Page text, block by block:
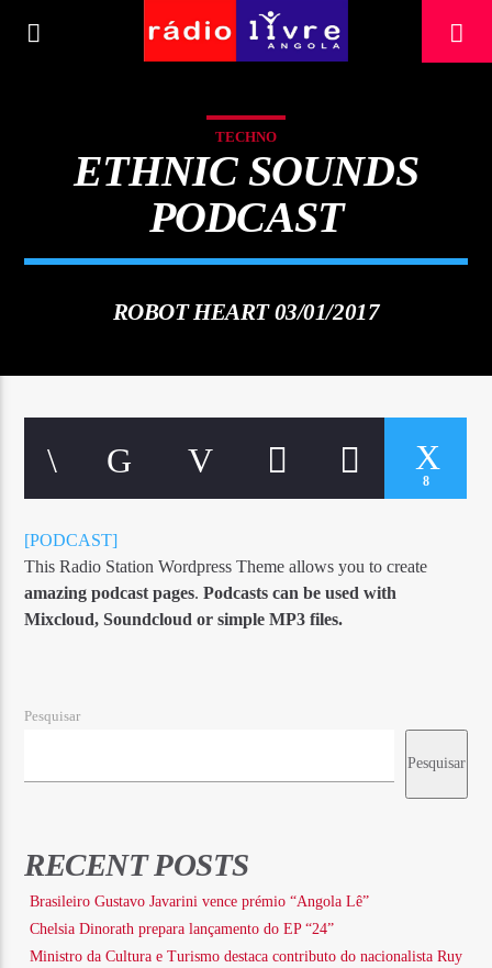
TECHNO
ETHNIC SOUNDS
PODCAST
ROBOT HEART 03/01/2017
8
[PODCAST]
This Radio Station Wordpress Theme allows you to create
amazing podcast pages.Podcasts can be used with
Mixcloud, Soundcloud or simple MP3 files.
Pesquisar
Pesquisar
RECENT POSTS
Brasileiro Gustavo Javarini vence prémio “Angola Lê”
Chelsia Dinorath prepara lançamento do EP “24”
Ministro da Cultura e Turismo destaca contributo do nacionalista Ruy